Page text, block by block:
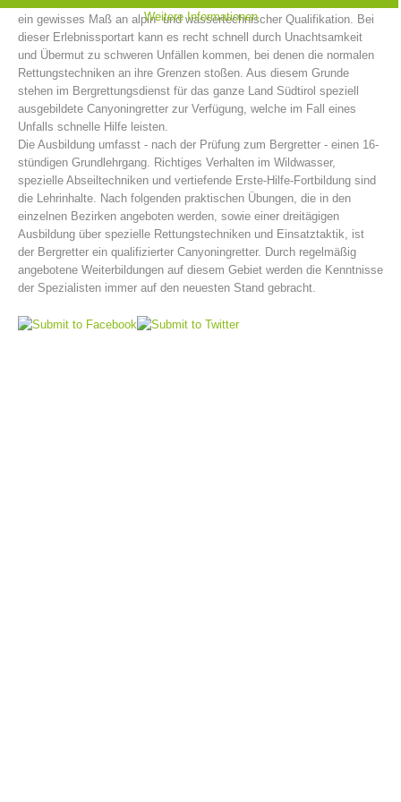
Bergrettungsstellen
ein gewisses Maß an alpin- und wassertechnischer Qualifikation. Bei
dieser Erlebnissportart kann es recht schnell durch Unachtsamkeit
und Übermut zu schweren Unfällen kommen, bei denen die normalen
Rettungstechniken an ihre Grenzen stoßen. Aus diesem Grunde
stehen im Bergrettungsdienst für das ganze Land Südtirol speziell
ausgebildete Canyoningretter zur Verfügung, welche im Fall eines
Unfalls schnelle Hilfe leisten.
Die Ausbildung umfasst - nach der Prüfung zum Bergretter - einen 16-
stündigen Grundlehrgang. Richtiges Verhalten im Wildwasser,
spezielle Abseiltechniken und vertiefende Erste-Hilfe-Fortbildung sind
die Lehrinhalte. Nach folgenden praktischen Übungen, die in den
einzelnen Bezirken angeboten werden, sowie einer dreitägigen
Ausbildung über spezielle Rettungstechniken und Einsatztaktik, ist
der Bergretter ein qualifizierter Canyoningretter. Durch regelmäßig
angebotene Weiterbildungen auf diesem Gebiet werden die Kenntnisse
der Spezialisten immer auf den neuesten Stand gebracht.
Weitere Informationen